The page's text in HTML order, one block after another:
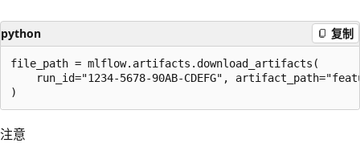
python 复制
file_path = mlflow.artifacts.download_artifacts(
run_id="1234-5678-90AB-CDEFG",
注意